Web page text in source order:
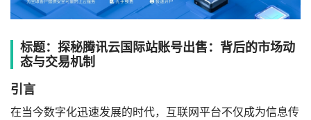
标题：探秘腾讯云国际站账号出售：背后的市场动
态与交易机制
引言
在当今数字化迅速发展的时代，互联网平台不仅成为信息传